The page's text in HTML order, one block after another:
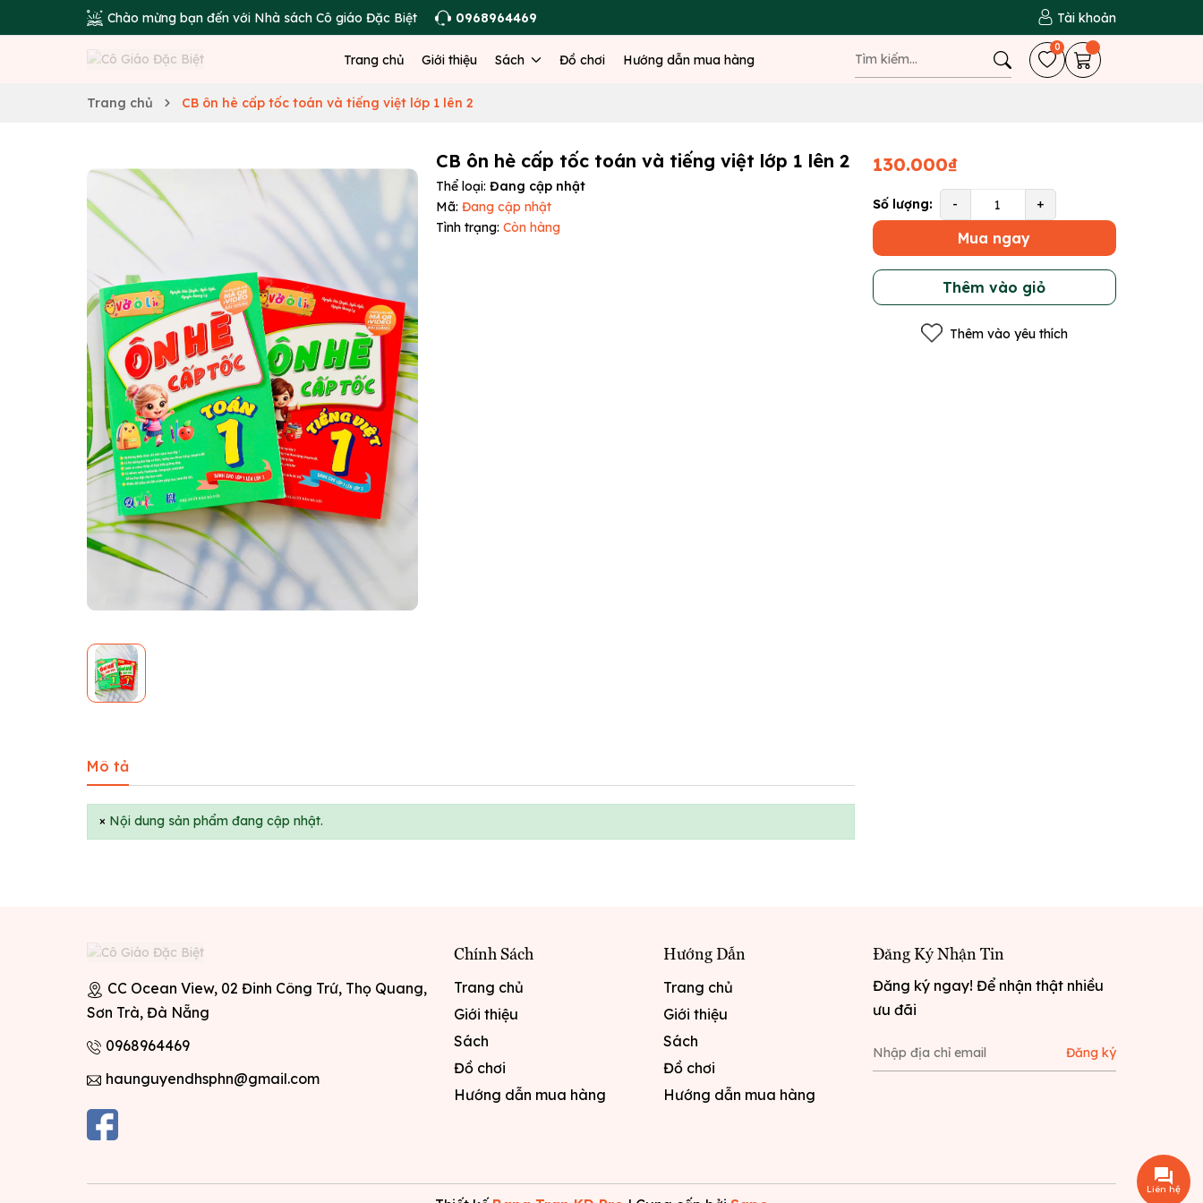
Chào mừng bạn đến với Nhà sách Cô giáo Đặc Biệt 0968964469 Tài khoản
Trang chủ Giới thiệu Sách Đồ chơi Hướng dẫn mua hàng
0
Trang chủ CB ôn hè cấp tốc toán và tiếng việt lớp 1 lên 2
CB ôn hè cấp tốc toán và tiếng việt lớp 1 lên 2
Thể loại: Đang cập nhật
Mã: Đang cập nhật
Tình trạng: Còn hàng
130.000₫
Số lượng: - +
Mua ngay
Thêm vào giỏ
Thêm vào yêu thích
Mô tả
× Nội dung sản phẩm đang cập nhật.
CC Ocean View, 02 Đinh Công Trứ, Thọ Quang,
Sơn Trà, Đà Nẵng
0968964469
haunguyendhsphn@gmail.com
Chính Sách
Trang chủ
Giới thiệu
Sách
Đồ chơi
Hướng dẫn mua hàng
Hướng Dẫn
Trang chủ
Giới thiệu
Sách
Đồ chơi
Hướng dẫn mua hàng
Đăng Ký Nhận Tin
Đăng ký ngay! Để nhận thật nhiều
ưu đãi
Đăng ký
Liên hệ